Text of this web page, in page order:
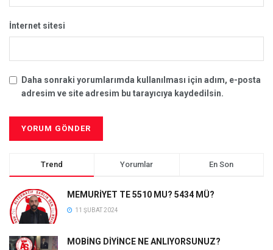
İnternet sitesi
Daha sonraki yorumlarımda kullanılması için adım, e-posta
adresim ve site adresim bu tarayıcıya kaydedilsin.
Trend Yorumlar En Son
MEMURİYET TE 5510 MU? 5434 MÜ?
11 ŞUBAT 2024
MOBİNG DİYİNCE NE ANLIYORSUNUZ?